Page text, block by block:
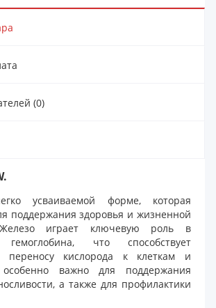
(0)
усваиваемой форме, которая
поддержания здоровья и жизненной
Железо играет ключевую роль в
гемоглобина, что способствует
переносу кислорода к клеткам и
важно для поддержания
а также для профилактики